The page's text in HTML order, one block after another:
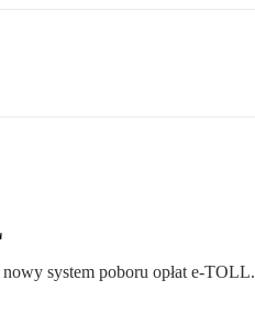
system poboru opłat e-TOLL.